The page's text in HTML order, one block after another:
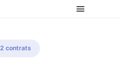
Comparer les mutuelles
contrats